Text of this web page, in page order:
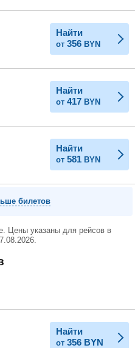
Найти
от 356 BYN
Найти
от 417 BYN
Найти
от 581 BYN
билетов
Цены указаны для рейсов в
Найти
от 356 BYN